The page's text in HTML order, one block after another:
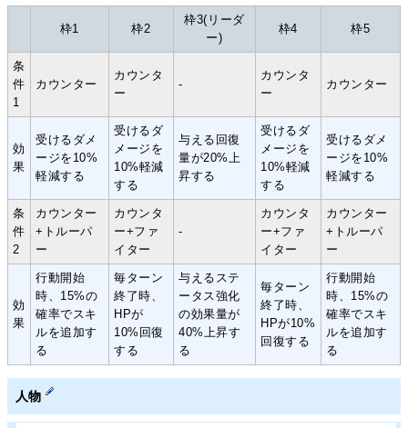
枠1 枠2
枠3(リーダ
ー)
枠4 枠5
条
件
1
カウンター
カウンタ
ー
-
カウンタ
ー
カウンター
効
果
受けるダメ
ージを10%
軽減する
受けるダ
メージを
10%軽減
する
与える回復
量が20%上
昇する
受けるダ
メージを
10%軽減
する
受けるダメ
ージを10%
軽減する
条
件
2
カウンター
+トルーパ
ー
カウンタ
ー+ファ
イター
-
カウンタ
ー+ファ
イター
カウンター
+トルーパ
ー
効
果
行動開始
時、15%の
確率でスキ
ルを追加す
る
毎ターン
終了時、
HPが
10%回復
する
与えるステ
ータス強化
の効果量が
40%上昇す
る
毎ターン
終了時、
HPが10%
回復する
行動開始
時、15%の
確率でスキ
ルを追加す
る
人物